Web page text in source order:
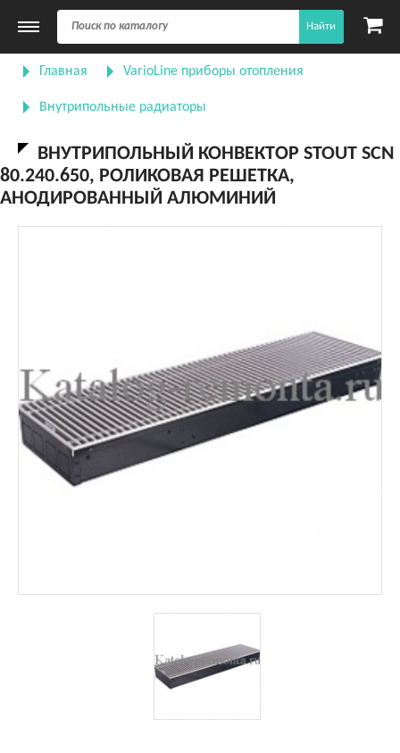
Найти
Главная VarioLine приборы отопления
Внутрипольные радиаторы
ВНУТРИПОЛЬНЫЙ КОНВЕКТОР STOUT SCN
80.240.650, РОЛИКОВАЯ РЕШЕТКА,
АНОДИРОВАННЫЙ АЛЮМИНИЙ